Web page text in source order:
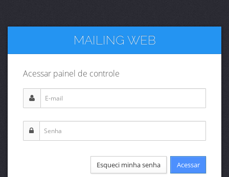
MAILING WEB
Acessar painel de controle
Esqueci minha senha Acessar